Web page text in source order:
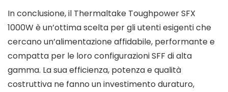
In conclusione, il Thermaltake Toughpower SFX
1000W è un’ottima scelta per gli utenti esigenti che
cercano un’alimentazione affidabile, performante e
compatta per le loro configurazioni SFF di alta
gamma. La sua efficienza, potenza e qualità
costruttiva ne fanno un investimento duraturo,